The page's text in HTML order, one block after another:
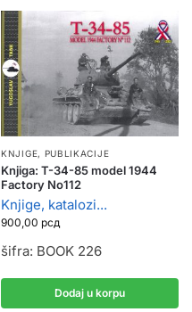
KNJIGE, PUBLIKACIJE
Knjiga: T-34-85 model 1944
Factory No112
Knjige, katalozi...
900,00 рсд
šifra: BOOK 226
Dodaj u korpu